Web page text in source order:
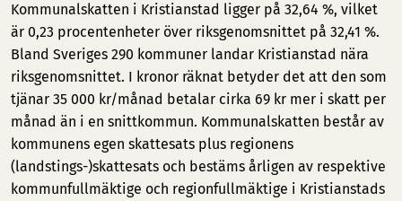
Kommunalskatten i Kristianstad ligger på 32,64 %, vilket
är 0,23 procentenheter över riksgenomsnittet på 32,41 %.
Bland Sveriges 290 kommuner landar Kristianstad nära
riksgenomsnittet. I kronor räknat betyder det att den som
tjänar 35 000 kr/månad betalar cirka 69 kr mer i skatt per
månad än i en snittkommun. Kommunalskatten består av
kommunens egen skattesats plus regionens
(landstings-)skattesats och bestäms årligen av respektive
kommunfullmäktige och regionfullmäktige i Kristianstads